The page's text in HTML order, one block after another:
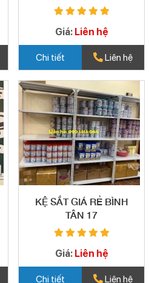
Giá: Liên hệ
Chi tiết Liên hệ
KỆ SẮT GIÁ RẺ BÌNH
TÂN 17
Giá: Liên hệ
Chi tiết Liên hệ